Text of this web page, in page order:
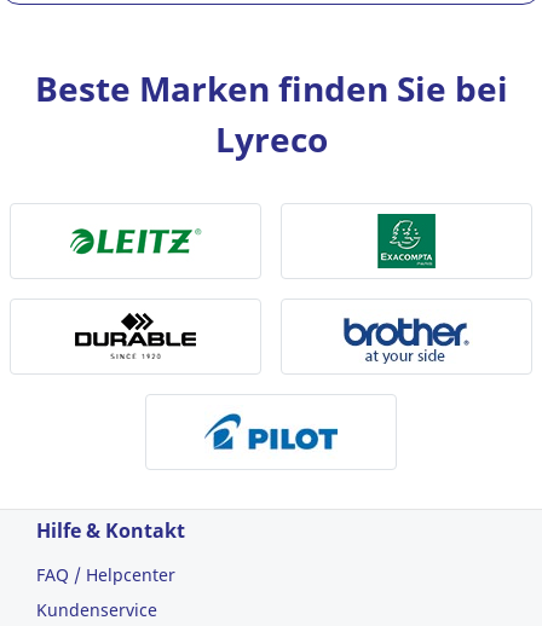
Beste Marken finden Sie bei
Lyreco
Hilfe & Kontakt
FAQ / Helpcenter
Kundenservice